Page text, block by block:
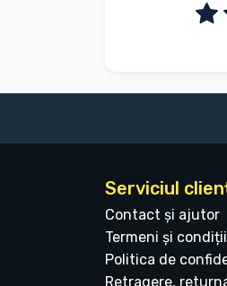
Serviciul
Contact și ajutor
Termeni și
Politica de
Retragere,